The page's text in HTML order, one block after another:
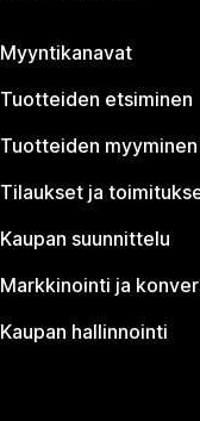
Myyntikanavat
Tuotteiden etsiminen
Tuotteiden myyminen
Tilaukset ja
Kaupan suunnittelu
Markkinointi ja
Kaupan hallinnointi